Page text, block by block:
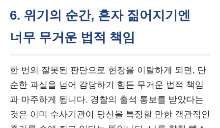
6. 위기의 순간, 혼자 짊어지기엔
너무 무거운 법적 책임
한 번의 잘못된 판단으로 현장을 이탈하게 되면, 단
순한 과실을 넘어 감당하기 힘든 무거운 법적 책임
과 마주하게 됩니다. 경찰의 출석 통보를 받았다는
것은 이미 수사기관이 당신을 특정할 만한 객관적인